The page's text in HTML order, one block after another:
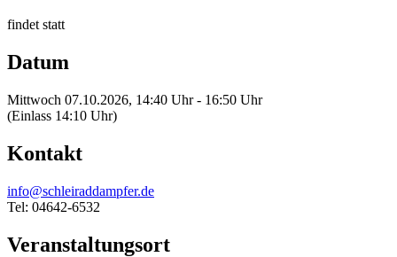
findet statt
Datum
Mittwoch 07.10.2026, 14:40 Uhr - 16:50 Uhr
(Einlass 14:10 Uhr)
Kontakt
info@schleiraddampfer.de
Tel: 04642-6532
Veranstaltungsort